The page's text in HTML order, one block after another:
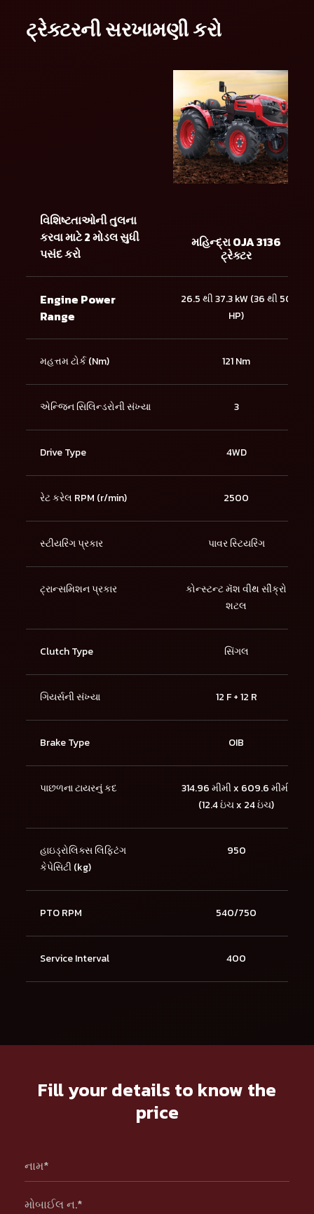
ટ્રેક્ટરની સરખામણી કરો
વિશિષ્ટતાઓની તુલના
કરવા માટે 2 મોડલ સુધી
પસંદ કરો
મહિન્દ્રા OJA 3136
ટ્રેક્ટર
Engine Power
Range
26.5 થી 37.3 kW (36 થી 50
HP)
મહત્તમ ટોર્ક (Nm) 121 Nm
એન્જિન સિલિન્ડરોની સંખ્યા 3
Drive Type 4WD
રેટ કરેલ RPM (r/min) 2500
સ્ટીયરિંગ પ્રકાર પાવર સ્ટિયરિંગ
ટ્રાન્સમિશન પ્રકાર
કોન્સ્ટન્ટ મૅશ વીથ સીંક્રો
શટલ
Clutch Type સિંગલ
ગિયર્સની સંખ્યા 12 F + 12 R
Brake Type OIB
પાછળના ટાયરનું કદ
314.96 મીમી x 609.6 મીમી
(12.4 ઇંચ x 24 ઇંચ)
હાઇડ્રોલિક્સ લિફ્ટિંગ
કેપેસિટી (kg)
950
PTO RPM 540/750
Service Interval 400
Fill your details to know the
price
નામ*
મોબાઈલ ન.*